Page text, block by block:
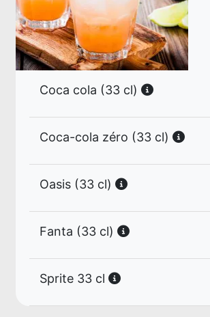
Coca cola (33 cl)
Coca-cola zéro (33 cl)
Oasis (33 cl)
Fanta (33 cl)
Sprite 33 cl